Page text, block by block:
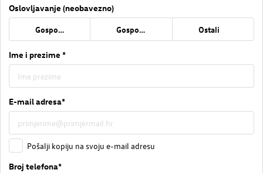
Oslovljavanje (neobavezno)
Gospođa Gospodin Ostali
Ime i prezime *
E-mail adresa*
Pošalji kopiju na svoju e-mail adresu
Broj telefona*